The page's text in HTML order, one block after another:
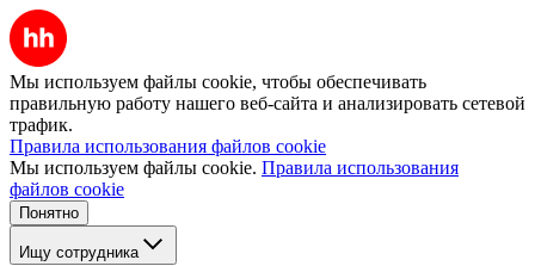
Мы используем файлы cookie, чтобы обеспечивать
правильную работу нашего веб-сайта и анализировать сетевой
трафик.
Правила использования файлов cookie
Мы используем файлы cookie. Правила использования
файлов cookie
Понятно
Ищу сотрудника